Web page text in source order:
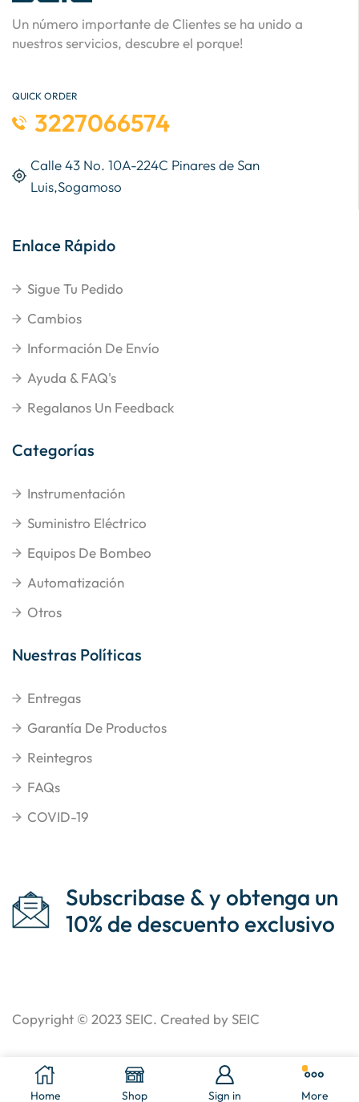
Un número importante de Clientes se ha unido a
nuestros servicios, descubre el porque!
QUICK ORDER
3227066574
Calle 43 No. 10A-224C Pinares de San
Luis,Sogamoso
Enlace Rápido
Sigue Tu Pedido
Cambios
Información De Envío
Ayuda & FAQ's
Regalanos Un Feedback
Categorías
Instrumentación
Suministro Eléctrico
Equipos De Bombeo
Automatización
Otros
Nuestras Políticas
Entregas
Garantía De Productos
Reintegros
FAQs
COVID-19
Subscribase & y obtenga un
10% de descuento exclusivo
Copyright © 2023 SEIC. Created by SEIC
Home Shop Sign in More